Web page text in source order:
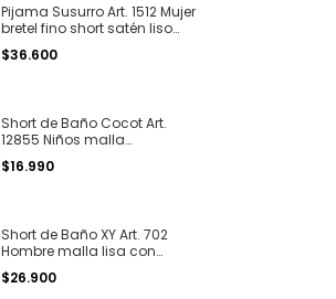
Pijama Susurro Art. 1512 Mujer
bretel fino short satén liso
con detalle de puntilla T. 1 al
6
$36.600
Short de Baño Cocot Art.
12855 Niños malla
estampado con bolsillos
para atar en la cintura T. 2
$16.990
Short de Baño XY Art. 702
Hombre malla lisa con
bolsillos y para atar en la
cintura T. S al XXL
$26.900